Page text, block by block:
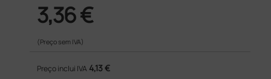
3,36 €
(Preço sem IVA)
Preço inclui IVA 4,13 €